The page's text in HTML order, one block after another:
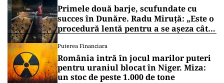
Primele două barje, scufundate cu
succes în Dunăre. Radu Miruță: „Este o
procedură lentă pentru a se așeza cât
Puterea Financiara
România intră în jocul marilor puteri
pentru uraniul blocat în Niger. Miza:
un stoc de peste 1.000 de tone